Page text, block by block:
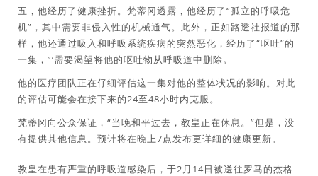
五，他经历了健康挫折。梵蒂冈透露，他经历了“孤立的呼吸危
机”，其中需要非侵入性的机械通气。此外，正如路透社报道的那
样，他还通过吸入和呼吸系统疾病的突然恶化，经历了“呕吐”的
一集，”’需要渴望将他的呕吐物从呼吸道中删除。
他的医疗团队正在仔细评估这一集对他的整体状况的影响。对此
的评估可能会在接下来的24至48小时内克服。
梵蒂冈向公众保证，“当晚和平过去，教皇正在休息。”但是，没
有提供其他信息。预计将在晚上7点发布更详细的健康更新。
教皇在患有严重的呼吸道感染后，于2月14日被送往罗马的杰格